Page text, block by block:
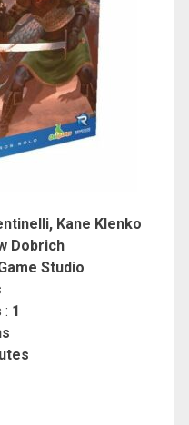
Kane Klenko
Dobrich
Studio
: 1